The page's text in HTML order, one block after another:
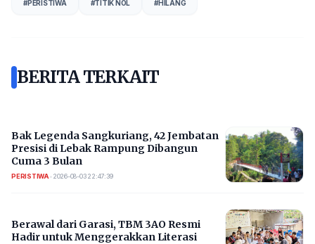
#PERISTIWA #TITIK NOL #HILANG
BERITA TERKAIT
Bak Legenda Sangkuriang, 42 Jembatan
Presisi di Lebak Rampung Dibangun
Cuma 3 Bulan
PERISTIWA• 2026-08-03 22:47:39
Berawal dari Garasi, TBM 3AO Resmi
Hadir untuk Menggerakkan Literasi